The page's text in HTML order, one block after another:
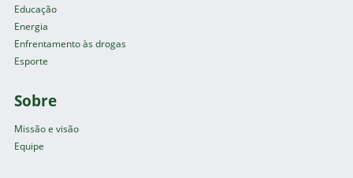
Educação
Energia
Enfrentamento às drogas
Esporte
Sobre
Missão e visão
Equipe